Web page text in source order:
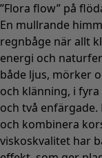
”Flora flow” på
En mullrande
regnbåge när allt
energi och
både ljus, mörker
och klänning, i
och två
och kombinera
viskoskvalitet har